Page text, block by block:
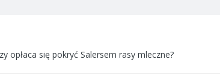
opłaca się pokryć Salersem rasy mleczne?